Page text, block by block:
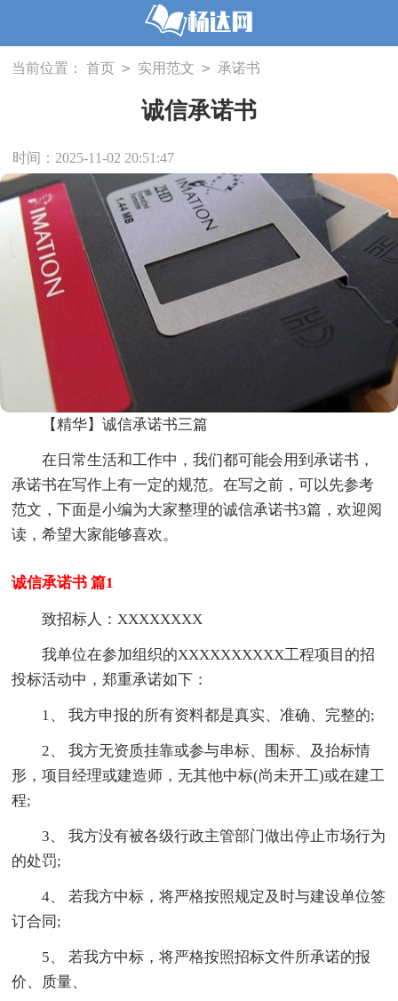
当前位置： 首页 > 实用范文 > 承诺书
诚信承诺书
时间：2025-11-02 20:51:47
【精华】诚信承诺书三篇
在日常生活和工作中，我们都可能会用到承诺书，
承诺书在写作上有一定的规范。在写之前，可以先参考
范文，下面是小编为大家整理的诚信承诺书3篇，欢迎阅
读，希望大家能够喜欢。
诚信承诺书 篇1
致招标人：XXXXXXXX
我单位在参加组织的XXXXXXXXXX工程项目的招
投标活动中，郑重承诺如下：
1、 我方申报的所有资料都是真实、准确、完整的;
2、 我方无资质挂靠或参与串标、围标、及抬标情
形，项目经理或建造师，无其他中标(尚未开工)或在建工
程;
3、 我方没有被各级行政主管部门做出停止市场行为
的处罚;
4、 若我方中标，将严格按照规定及时与建设单位签
订合同;
5、 若我方中标，将严格按照招标文件所承诺的报
价、质量、